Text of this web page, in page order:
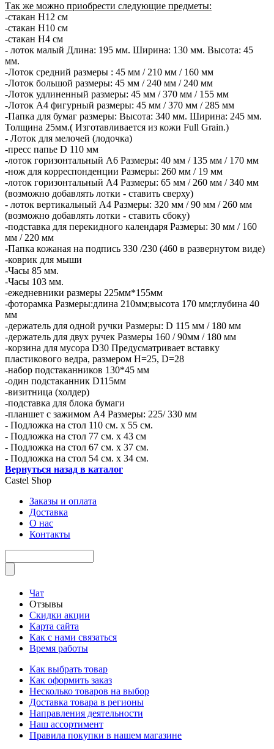
Так же можно приобрести следующие предметы:
-стакан Н12 см
-стакан Н10 см
-стакан Н4 см
- лоток малый Длина: 195 мм. Ширина: 130 мм. Высота: 45
мм.
-Лоток средний размеры : 45 мм / 210 мм / 160 мм
-Лоток большой размеры: 45 мм / 240 мм / 240 мм
-Лоток удлиненный размеры: 45 мм / 370 мм / 155 мм
-Лоток А4 фигурный размеры: 45 мм / 370 мм / 285 мм
-Папка для бумаг размеры: Высота: 340 мм. Ширина: 245 мм.
Толщина 25мм.( Изготавливается из кожи Full Grain.)
- Лоток для мелочей (лодочка)
-пресс папье D 110 мм
-лоток горизонтальный А6 Размеры: 40 мм / 135 мм / 170 мм
-нож для корреспонденции Размеры: 260 мм / 19 мм
-лоток горизонтальный А4 Размеры: 65 мм / 260 мм / 340 мм
(возможно добавлять лотки - ставить сверху)
- лоток вертикальный А4 Размеры: 320 мм / 90 мм / 260 мм
(возможно добавлять лотки - ставить сбоку)
-подставка для перекидного календаря Размеры: 30 мм / 160
мм / 220 мм
-Папка кожаная на подпись 330 /230 (460 в развернутом виде)
-коврик для мыши
-Часы 85 мм.
-Часы 103 мм.
-ежедневники размеры 225мм*155мм
-фоторамка Размеры:длина 210мм;высота 170 мм;глубина 40
мм
-держатель для одной ручки Размеры: D 115 мм / 180 мм
-держатель для двух ручек Размеры 160 / 90мм / 180 мм
-корзина для мусора D30 Предусматривает вставку
пластикового ведра, размером H=25, D=28
-набор подстаканников 130*45 мм
-один подстаканник D115мм
-визитница (холдер)
-подставка для блока бумаги
-планшет с зажимом А4 Размеры: 225/ 330 мм
- Подложка на стол 110 см. х 55 см.
- Подложка на стол 77 см. х 43 см
- Подложка на стол 67 см. х 37 см.
- Подложка на стол 54 см. х 34 см.
Вернуться назад в каталог
Castel Shop
Заказы и оплата
Доставка
О нас
Контакты
Чат
Отзывы
Скидки акции
Карта сайта
Как с нами связаться
Время работы
Как выбрать товар
Как оформить заказ
Несколько товаров на выбор
Доставка товара в регионы
Направления деятельности
Наш ассортимент
Правила покупки в нашем магазине